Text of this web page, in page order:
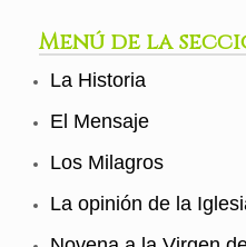
Menú de la
La Historia
El Mensaje
Los Milagros
La opinión de la